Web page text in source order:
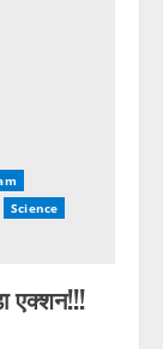
Science
एक्शन!!!